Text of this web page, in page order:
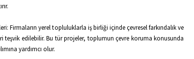
Firmaların yerel topluluklarla iş birliği içinde çevresel farkındalık ve
teşvik edilebilir. Bu tür projeler, toplumun çevre koruma konusunda
yardımcı olur.